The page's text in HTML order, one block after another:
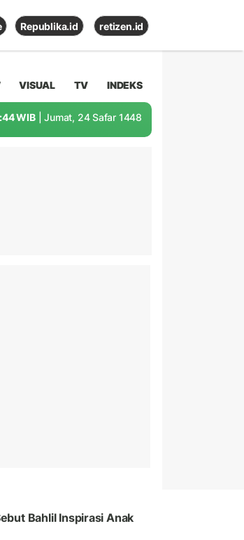
Republika.id retizen.id
VISUAL TV INDEKS
WIB | Jumat, 24 Safar 1448
Bahlil Inspirasi Anak